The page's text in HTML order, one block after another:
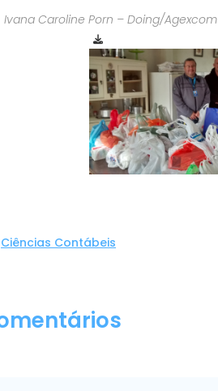
Ivana Caroline Porn – Doing/Agexcom
Ciências Contábeis